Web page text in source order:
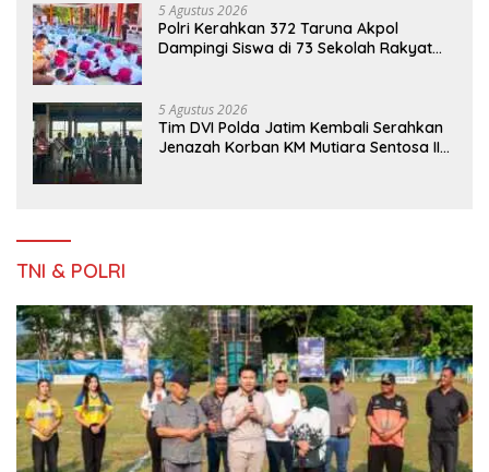
5 Agustus 2026
Polri Kerahkan 372 Taruna Akpol
Dampingi Siswa di 73 Sekolah Rakyat
5 Agustus 2026
Tim DVI Polda Jatim Kembali Serahkan
Jenazah Korban KM Mutiara Sentosa II
TNI & POLRI